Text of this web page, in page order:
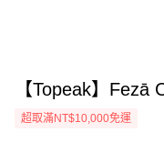
【Topeak】Fezā
超取滿NT$10,000免運